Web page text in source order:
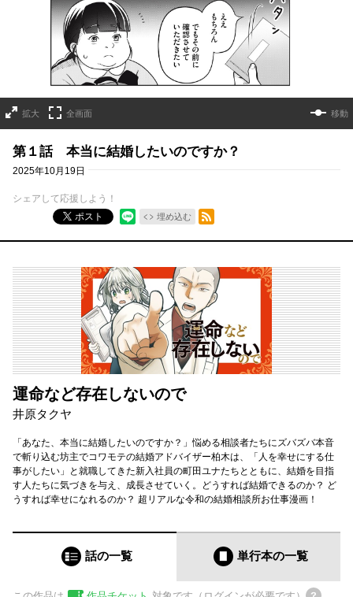
拡大 全画面 移動
第１話 本当に結婚したいのですか？
2025年10月19日
シェアして応援しよう！
ポスト
埋め込む
RSSフィード
運命など存在しないので
井原タクヤ
「あなた、本当に結婚したいのですか？」悩める相談者たちにズバズバ本音
で斬り込む坊主でコワモテの結婚アドバイザー柏木は、「人を幸せにする仕
事がしたい」と就職してきた新入社員の町田ユナたちとともに、結婚を目指
す人たちに気づきを与え、成長させていく。どうすれば結婚できるのか？ ど
うすれば幸せになれるのか？ 超リアルな令和の結婚相談所お仕事漫画！
話の一覧 単行本の一覧